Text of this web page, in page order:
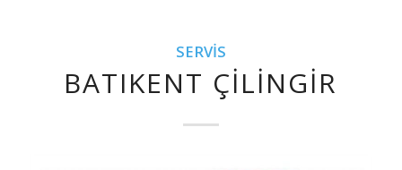
SERVIS
BATIKENT ÇILINGIR